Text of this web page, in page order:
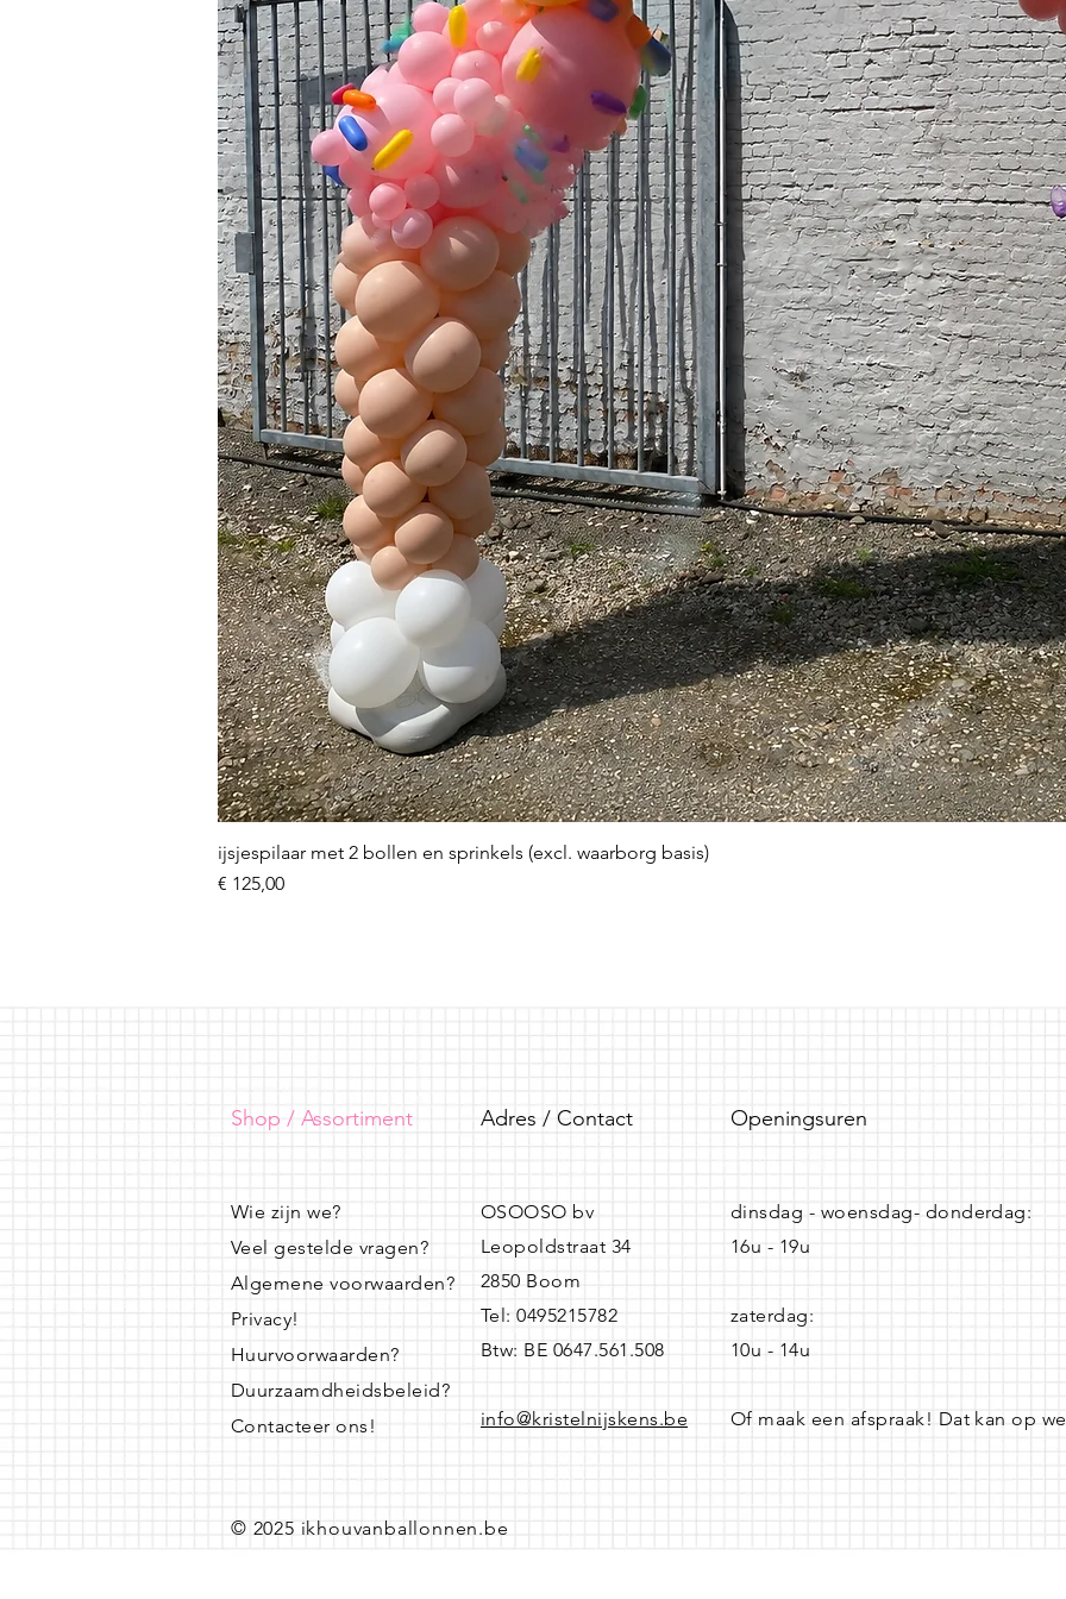
ijsjespilaar met 2 bollen en sprinkels (excl. waarborg basis)
Prijs
€ 125,00
Shop / Assortiment Adres / Contact Openingsuren
Wie zijn we?
Veel gestelde vragen?
Algemene voorwaarden?
Privacy!
Huurvoorwaarden?
Duurzaamdheidsbeleid?
Contacteer ons!
OSOOSO bv
Leopoldstraat 34
2850 Boom
Tel: 0495215782
Btw: BE 0647.561.508
info@kristelnijskens.be
dinsdag - woensdag- donderdag:
16u - 19u
zaterdag:
10u - 14u
Of maak een afspraak! Dat kan op
© 2025 ikhouvanballonnen.be